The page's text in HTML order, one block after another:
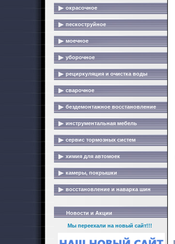
окрасочное
пескоструйное
моечное
уборочное
рециркуляция и очистка воды
сварочное
бездемонтажное восстановление
инструментальная мебель
сервис тормозных систем
химия для автомоек
камеры, покрышки
восстановление и наварка шин
Новости и Акции
Мы переехали на новый сайт!!!